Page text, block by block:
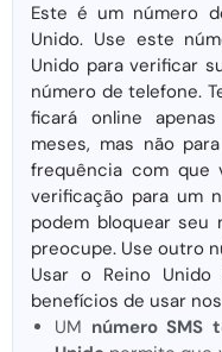
Este é um número
Unido. Use este
Unido para verificar
número de telefone.
ficará online
meses, mas não
frequência com que
verificação para um
podem bloquear seu
preocupe. Use outro
Usar o Reino
benefícios de usar
UM número SMS